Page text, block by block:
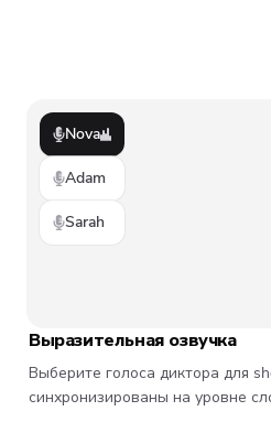
Nova
Adam
Sarah
Выразительная озвучка
Выберите голоса диктора для
синхронизированы на уровне